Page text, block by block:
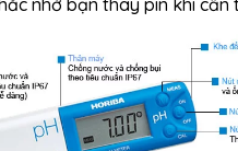
nhở bạn thay pin khi cần